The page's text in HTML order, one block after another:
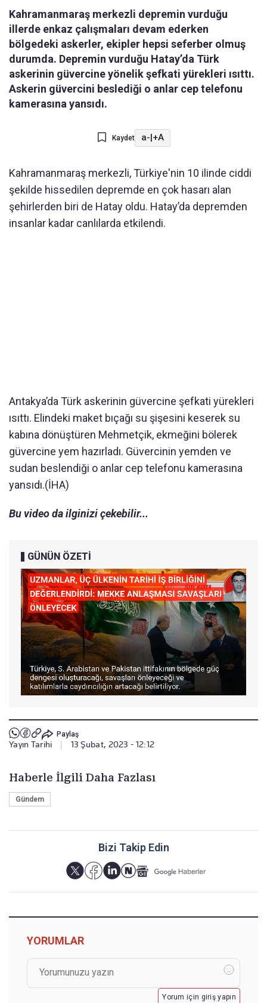
Kahramanmaraş merkezli depremin vurduğu
illerde enkaz çalışmaları devam ederken
bölgedeki askerler, ekipler hepsi seferber olmuş
durumda. Depremin vurduğu Hatay’da Türk
askerinin güvercine yönelik şefkati yürekleri ısıttı.
Askerin güvercini beslediği o anlar cep telefonu
kamerasına yansıdı.
Kaydet a-|+A
Kahramanmaraş merkezli, Türkiye'nin 10 ilinde ciddi
şekilde hissedilen depremde en çok hasarı alan
şehirlerden biri de Hatay oldu. Hatay’da depremden
insanlar kadar canlılarda etkilendi.
Antakya’da Türk askerinin güvercine şefkati yürekleri
ısıttı. Elindeki maket bıçağı su şişesini keserek su
kabına dönüştüren Mehmetçik, ekmeğini bölerek
güvercine yem hazırladı. Güvercinin yemden ve
sudan beslendiği o anlar cep telefonu kamerasına
yansıdı.(İHA)
Bu video da ilginizi çekebilir...
GÜNÜN ÖZETİ
Paylaş
Yayın Tarihi 13 Şubat, 2023 - 12:12
Haberle İlgili Daha Fazlası
Gündem
Bizi Takip Edin
YORUMLAR
Yorum için giriş yapın